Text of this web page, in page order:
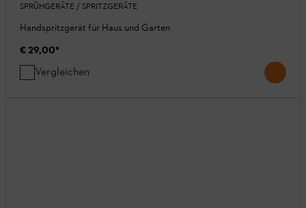
SPRÜHGERÄTE / SPRITZGERÄTE
Handspritzgerät für Haus und Garten
€ 29,00*
Vergleichen